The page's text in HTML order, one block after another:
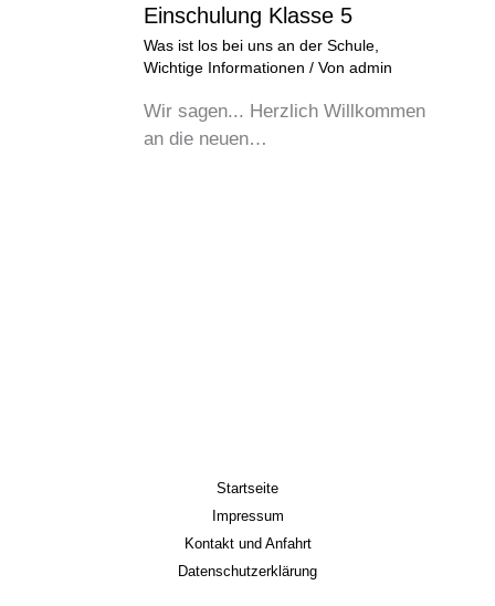
Einschulung Klasse 5
Was ist los bei uns an der Schule,
Wichtige Informationen / Von admin
Wir sagen... Herzlich Willkommen
an die neuen…
Startseite
Impressum
Kontakt und Anfahrt
Datenschutzerklärung